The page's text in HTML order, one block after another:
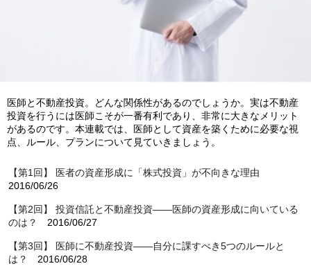
医師と不動産投資。どんな関係性があるのでしょうか。実は不動産
投資を行うには医師こそが一番有利であり、非常に大きなメリット
があるのです。本連載では、医師として資産を築くために必要な視
点、ルール、プランについて見ていきましょう。
【第1回】 医者の資産形成に「株式投資」が不向きな理由
2016/06/26
【第2回】 投資信託と不動産投資——医師の資産形成に向いている
のは？
2016/06/27
【第3回】 医師に不動産投資――自分に課すべき5つのルールと
は？
2016/06/28